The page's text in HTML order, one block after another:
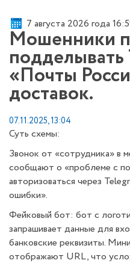
7 августа 2026 года
Мошенники
«Почты
доставок.
07.11.2025, 13:04
Суть схемы:
Звонок от «сотрудника» в
сообщают о «проблеме с
авторизоваться через
ошибки».
Фейковый бот: бот с
запрашивает данные для
банковские реквизиты.
отображают URL, что